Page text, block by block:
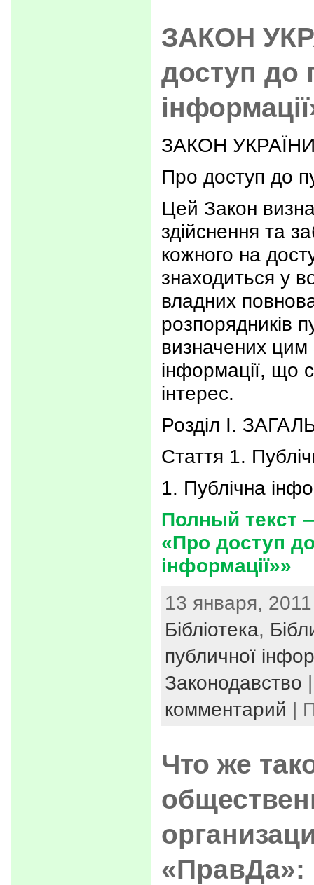
ЗАКОН
доступ до
ЗАКОН
Про доступ до
Цей Закон
здійснення та
кожного на
знаходиться у
владних
розпорядників
визначених
інформації, що
інтерес.
Розділ I.
Стаття 1.
1. Публічна
Полный текст
«Про доступ
інформації»»
13 января,
Бібліотека,
публичної
Законодавство
комментарий |
Что же
«ПравДа»: